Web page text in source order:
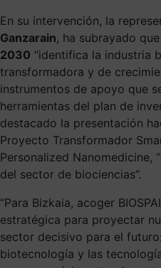
En su intervención, la
Ganzarain, ha subrayado
2030 “identifica la industria
transformadora y de
instrumentos de apoyo que
herramientas del plan de
destacado la presentación
Proyecto Transformador
Personalized Nanomedicine,
del sector de biociencias”.
“Para Bizkaia, acoger
estratégica para proyectar
sector decisivo para el
biotecnología y las